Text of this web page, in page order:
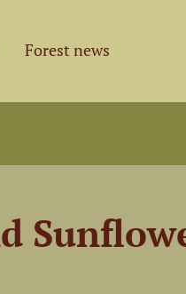
Forest news